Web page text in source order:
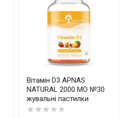
Вітамін D3 APNAS
NATURAL 2000 МО №30
жувальні пастилки
★★★★★